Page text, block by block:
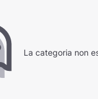
La categoria non